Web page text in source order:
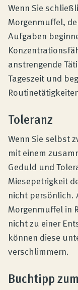
Wenn Sie
Morgenmuffel,
Aufgaben
anstrengende
Tageszeit und
Toleranz
Wenn Sie selbst
mit einem
Geduld und
Miesepetrigkeit
nicht persönlich.
Morgenmuffel in
nicht zu einer
können diese
verschlimmern.
Buchtipp